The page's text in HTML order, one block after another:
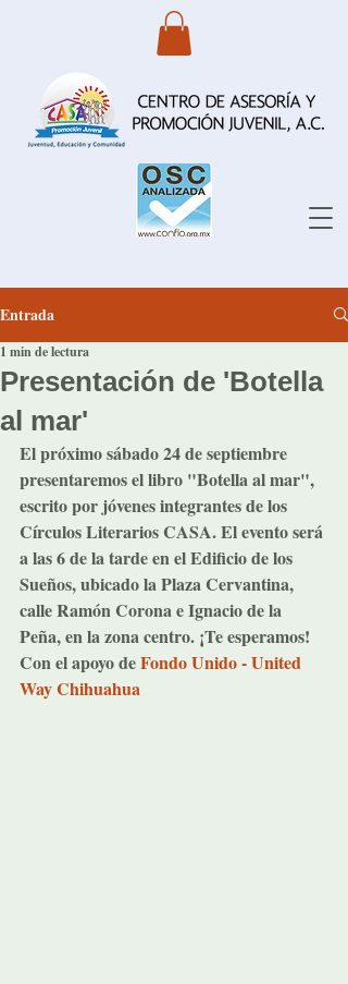
Entrada
Presentación de 'Botella
al mar'
1 min de lectura
El próximo sábado 24 de septiembre
presentaremos el libro "Botella al mar",
escrito por jóvenes integrantes de los
Círculos Literarios CASA. El evento será
a las 6 de la tarde en el Edificio de los
Sueños, ubicado la Plaza Cervantina,
calle Ramón Corona e Ignacio de la
Peña, en la zona centro. ¡Te esperamos!
Con el apoyo de Fondo Unido - United
Way Chihuahua